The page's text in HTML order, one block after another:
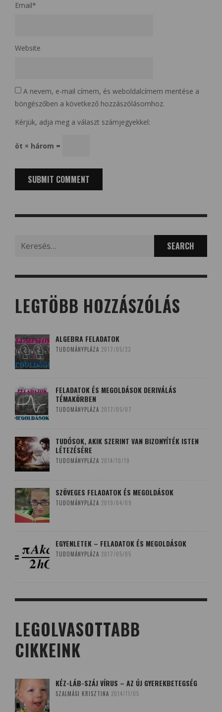
Email*
Website
A nevem, e-mail címem, és weboldalcímem mentése a
böngészőben a következő hozzászólásomhoz.
Kérjük, adja meg a választ számjegyekkel:
öt × három =
for:
LEGTÖBB HOZZÁSZÓLÁS
ALGEBRA FELADATOK
TUDOMÁNYPLÁZA 2017/05/23
FELADATOK ÉS MEGOLDÁSOK DERIVÁLÁS
TÉMAKÖRBEN
TUDOMÁNYPLÁZA 2017/05/07
TUDÓSOK, AKIK SZERINT VAN BIZONYÍTÉK ISTEN
LÉTEZÉSÉRE
TUDOMÁNYPLÁZA 2014/10/19
SZÖVEGES FELADATOK ÉS MEGOLDÁSOK
TUDOMÁNYPLÁZA 2019/04/09
EGYENLETEK – FELADATOK ÉS MEGOLDÁSOK
TUDOMÁNYPLÁZA 2017/05/05
LEGOLVASOTTABB
CIKKEINK
KÉZ-LÁB-SZÁJ VÍRUS – AZ ÚJ GYEREKBETEGSÉG
SZALMÁSI KRISZTINA 2014/11/05